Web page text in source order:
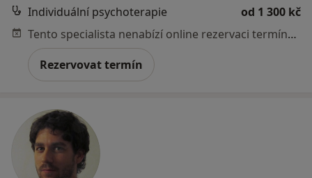
Individuální psychoterapie
od 1 300 kč
Tento specialista nenabízí online rezervaci termínu na této adrese.
Rezervovat termín